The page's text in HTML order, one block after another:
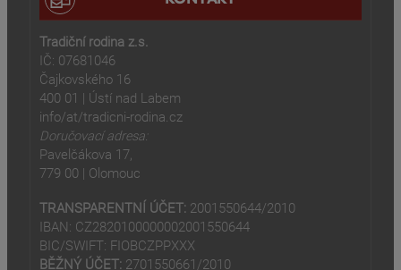
Tradiční rodina z.s.
IČ: 07681046
Čajkovského 16
400 01 | Ústí nad Labem
info/at/tradicni-rodina.cz
Doručovací adresa:
Pavelčákova 17,
779 00 | Olomouc
TRANSPARENTNÍ ÚČET: 2001550644/2010
IBAN: CZ2820100000002001550644
BIC/SWIFT: FIOBCZPPXXX
BĚŽNÝ ÚČET: 2701550661/2010